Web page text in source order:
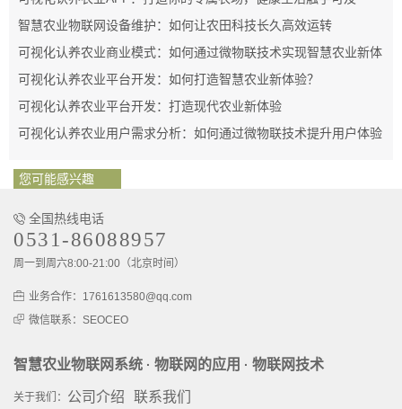
智慧农业物联网设备维护：如何让农田科技长久高效运转
可视化认养农业商业模式：如何通过微物联技术实现智慧农业新体
验
可视化认养农业平台开发：如何打造智慧农业新体验？
可视化认养农业平台开发：打造现代农业新体验
可视化认养农业用户需求分析：如何通过微物联技术提升用户体验
您可能感兴趣
全国热线电话
0531-86088957
周一到周六8:00-21:00（北京时间）
业务合作：1761613580@qq.com
微信联系：SEOCEO
智慧农业物联网系统 · 物联网的应用 · 物联网技术
关于我们： 公司介绍 联系我们